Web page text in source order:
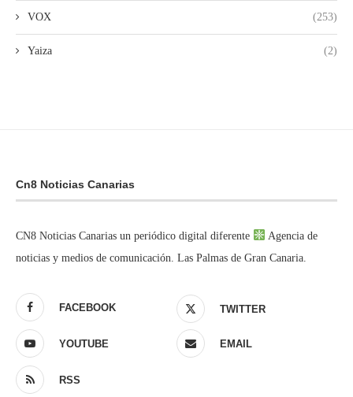
VOX (253)
Yaiza (2)
Cn8 Noticias Canarias
CN8 Noticias Canarias un periódico digital diferente
Agencia de
noticias y medios de comunicación. Las Palmas de Gran Canaria.
FACEBOOK TWITTER
YOUTUBE EMAIL
RSS